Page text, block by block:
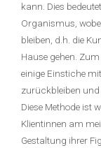
kann. Dies
Organismus,
bleiben, d.h. die
Hause gehen.
einige Einstiche
zurückbleiben und
Diese Methode ist
Klientinnen am
Gestaltung ihrer